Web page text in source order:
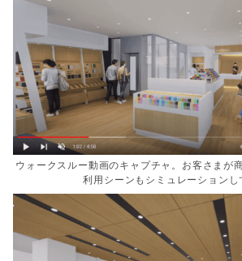
ウォークスルー動画のキャプチャ。お客さまが
利用シーンもシミュレーションし